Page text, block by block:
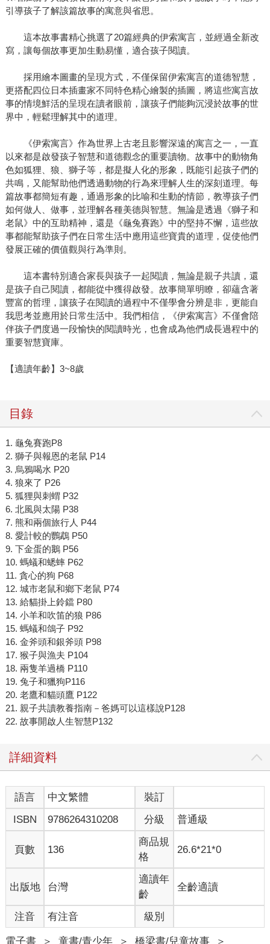
引導孩子了解該篇故事的寓意與省思。
這本故事書精心挑選了20篇經典的伊索寓言，並經過全新改
寫，讓每個故事更加生動易懂，適合孩子閱讀。
採用繪本圖畫的呈現方式，不僅保留伊索寓言的道德智慧，
更搭配四位日本插畫家不同特色精心繪製的插圖，將這些寓言故
事的情境鮮活的呈現在讀者眼前，讓孩子們能夠沉浸於故事的世
界中，輕鬆理解其中的道理。
《伊索寓言》作為世界上古老且影響深遠的寓言之一，一直
以來都是啟發孩子智慧和道德觀念的重要讀物。故事中的動物角
色如狐狸、狼、獅子等，都是擬人化的形象，既能引起孩子們的
共鳴，又能幫助他們透過動物的行為來理解人生的深刻道理。每
篇故事都簡短有趣，通過形象的比喻和生動的情節，教導孩子們
如何做人、做事，並理解各種美德與智慧。無論是透過《獅子和
老鼠》中的互助精神，還是《龜兔賽跑》中的堅持不懈，這些故
事都能幫助孩子們在日常生活中應用這些寶貴的道理，促使他們
發展正確的價值觀與行為準則。
這本書特別適合家長與孩子一起閱讀，無論是親子共讀，還
是孩子自己閱讀，都能從中獲得啟發。故事簡單明瞭，卻蘊含著
豐富的哲理，讓孩子在閱讀的過程中不僅學會分辨是非，更能自
我思考並應用於日常生活中。我們相信，《伊索寓言》不僅會陪
伴孩子們度過一段愉快的閱讀時光，也會成為他們成長過程中的
重要智慧寶庫。
【適讀年齡】3~8歲
目錄
1. 龜兔賽跑P8
2. 獅子與報恩的老鼠 P14
3. 烏鴉喝水 P20
4. 狼來了 P26
5. 狐狸與刺蝟 P32
6. 北風與太陽 P38
7. 熊和兩個旅行人 P44
8. 愛計較的鸚鵡 P50
9. 下金蛋的鵝 P56
10. 螞蟻和蟋蟀 P62
11. 貪心的狗 P68
12. 城市老鼠和鄉下老鼠 P74
13. 給貓掛上鈴鐺 P80
14. 小羊和吹笛的狼 P86
15. 螞蟻和鴿子 P92
16. 金斧頭和銀斧頭 P98
17. 猴子與漁夫 P104
18. 兩隻羊過橋 P110
19. 兔子和獵狗P116
20. 老鷹和貓頭鷹 P122
21. 親子共讀教養指南－爸媽可以這樣說P128
22. 故事開啟人生智慧P132
詳細資料
語言 中文繁體
裝訂
ISBN
9786264310208 分級 普通級
頁數 136
商品規
格
26.6*21*0
出版地 台灣
適讀年
齡
全齡適讀
注音 有注音 級別
電子書 ＞ 童書/青少年 ＞ 橋梁書/兒童故事
＞